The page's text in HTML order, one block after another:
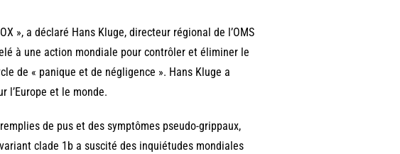
», a déclaré Hans Kluge, directeur régional de l’OMS
à une action mondiale pour contrôler et éliminer le
de « panique et de négligence ». Hans Kluge a
l’Europe et le monde.
de pus et des symptômes pseudo-grippaux,
clade 1b a suscité des inquiétudes mondiales